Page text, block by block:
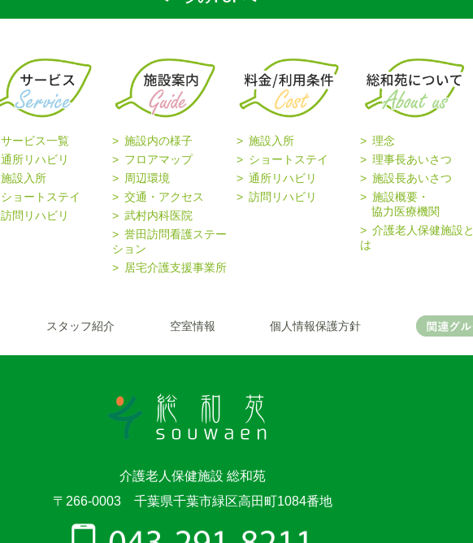
サービス一覧
通所リハビリ
施設入所
ショートステイ
訪問リハビリ
施設内の様子
フロアマップ
周辺環境
交通・アクセス
武村内科医院
誉田訪問看護ステー
ション
居宅介護支援事業所
施設入所
ショートステイ
通所リハビリ
訪問リハビリ
理念
理事長あいさつ
施設長あいさつ
施設概要・
協力医療機関
介護老人保健施設と
は
スタッフ紹介 空室情報 個人情報保護方針
介護老人保健施設 総和苑
〒266-0003 千葉県千葉市緑区高田町1084番地